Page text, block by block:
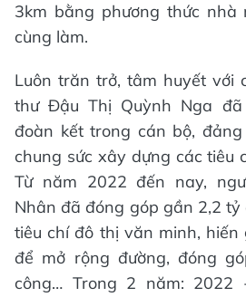
3km bằng phương thức nhà
cùng làm.
Luôn trăn trở, tâm huyết với
thư Đậu Thị Quỳnh Nga
đoàn kết trong cán bộ,
chung sức xây dựng các tiêu
Từ năm 2022 đến nay,
Nhân đã đóng góp gần 2,2
tiêu chí đô thị văn minh, hiến
để mở rộng đường, đóng
công… Trong 2 năm: 2022